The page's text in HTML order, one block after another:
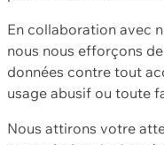
En collaboration avec
nous nous efforçons
données contre tout
usage abusif ou toute
Nous attirons votre